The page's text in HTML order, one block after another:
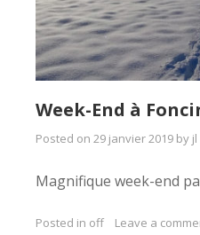
Week-End à
Posted on 29 janvier 2019 by jl
Magnifique week-end
Posted in off Leave a